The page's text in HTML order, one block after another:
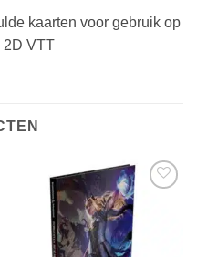
kaarten voor gebruik op
2D VTT